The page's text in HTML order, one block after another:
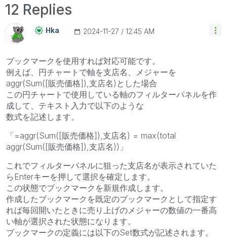
12 Replies
Hka ‎2024-11-27 12:45 AM
ブックマークを使用すれば対応可能です。
例えば、円チャートで軸を支店名、メジャーを
aggr(Sum([販売価格]),支店名)とした場合
この円チャートで使用している軸のフィルターパネルを作
成して、テキスト入力で以下のような
数式を記述します。
「=aggr(Sum([販売価格]),支店名) = max(total
aggr(Sum([販売価格]),支店名))」
これでフィルターパネルに狙った支店名が表示されていた
らEnterキーを押して選択を確定します。
この状態でブックマークを新規作成します。
作成したブックマークを既定のブックマークとして指定す
れば毎回開いたときに売り上げのメジャーの数値の一番高
い軸が選択された状態になります。
ブックマークの定義には以下のSet数式が記述されます。